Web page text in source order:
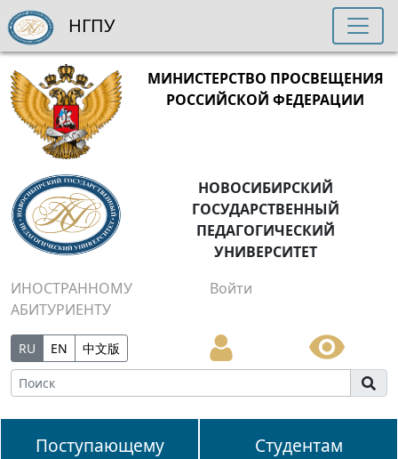
МИНИСТЕРСТВО ПРОСВЕЩЕНИЯ
РОССИЙСКОЙ ФЕДЕРАЦИИ
НОВОСИБИРСКИЙ
ГОСУДАРСТВЕННЫЙ
ПЕДАГОГИЧЕСКИЙ
УНИВЕРСИТЕТ
ИНОСТРАННОМУ
АБИТУРИЕНТУ
Войти
RU EN 中文版
Поступающему Студентам
НГПУ